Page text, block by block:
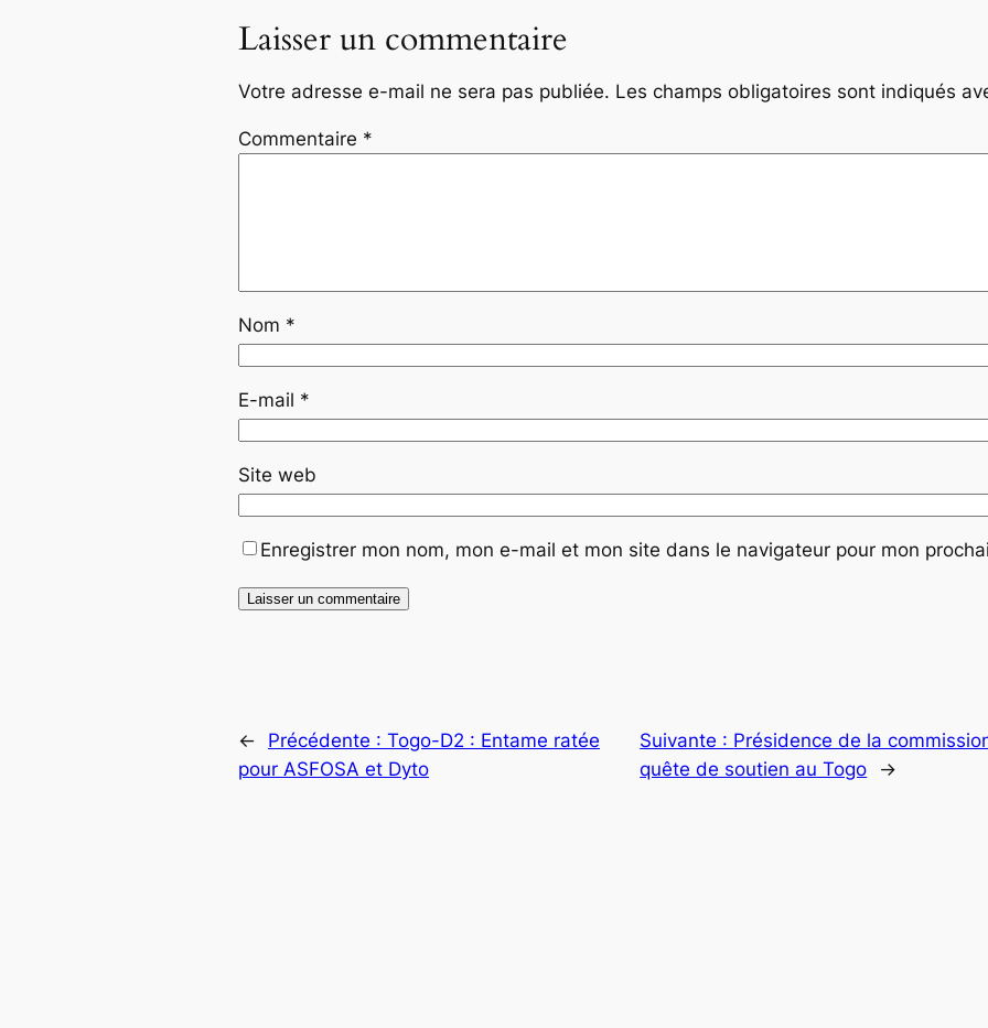
Laisser un commentaire
Votre adresse e-mail ne sera pas publiée. Les champs obligatoires sont indiqués
Commentaire *
Nom *
E-mail *
Site web
Enregistrer mon nom, mon e-mail et mon site dans le navigateur pour mon
← Précédente : Togo-D2 : Entame ratée
pour ASFOSA et Dyto
Suivante : Présidence de la
quête de soutien au Togo
→